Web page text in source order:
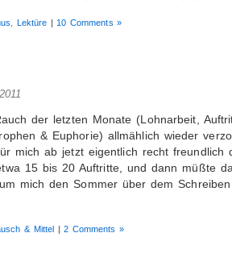
Lektüre | 10 Comments »
der letzten Monate (Lohnarbeit,
& Euphorie) allmählich wieder
mich ab jetzt eigentlich recht freundlich
15 bis 20 Auftritte, und dann müßte
mich den Sommer über dem
& Mittel | 2 Comments »